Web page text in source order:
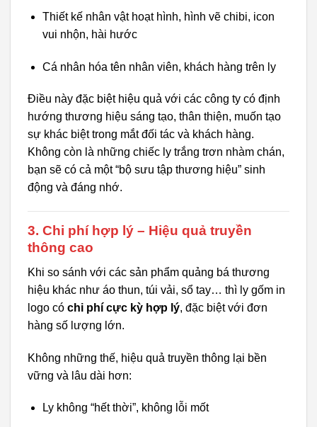
Thiết kế nhân vật hoạt hình, hình vẽ chibi, icon
vui nhộn, hài hước
Cá nhân hóa tên nhân viên, khách hàng trên ly
Điều này đặc biệt hiệu quả với các công ty có định
hướng thương hiệu sáng tạo, thân thiện, muốn tạo
sự khác biệt trong mắt đối tác và khách hàng.
Không còn là những chiếc ly trắng trơn nhàm chán,
bạn sẽ có cả một “bộ sưu tập thương hiệu” sinh
động và đáng nhớ.
3. Chi phí hợp lý – Hiệu quả truyền
thông cao
Khi so sánh với các sản phẩm quảng bá thương
hiệu khác như áo thun, túi vải, sổ tay… thì ly gốm in
logo có chi phí cực kỳ hợp lý, đặc biệt với đơn
hàng số lượng lớn.
Không những thế, hiệu quả truyền thông lại bền
vững và lâu dài hơn:
Ly không “hết thời”, không lỗi mốt